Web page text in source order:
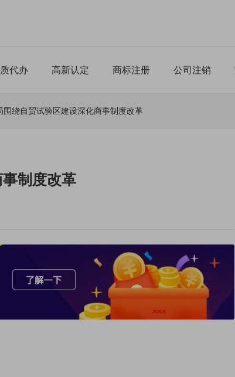
代办 高新认定 商标注册 公司注销
围绕自贸试验区建设深化商事制度改革
制度改革